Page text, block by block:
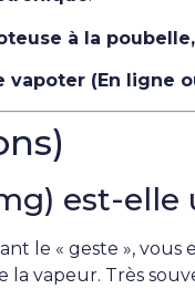
à la
vapoter (En ligne
est-
le « geste »,
la vapeur. Très